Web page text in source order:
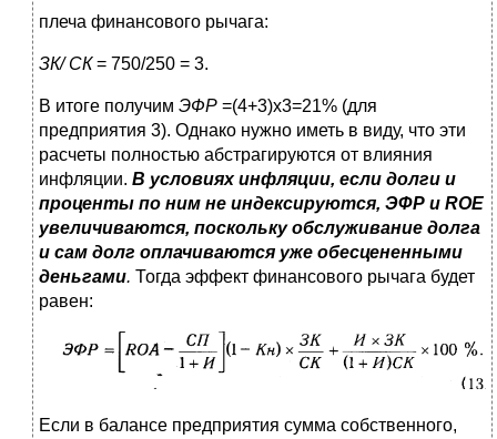
плеча финансового рычага:
ЗК/ СК= 750/250 = 3.
В итоге получим ЭФР =(4+3)х3=21% (для
предприятия 3). Однако нужно иметь в виду, что эти
расчеты полностью абстрагируются от влияния
инфляции. В условиях инфляции, если долги и
проценты по ним не индексируются, ЭФР и ROE
увеличиваются, поскольку обслуживание долга
и сам долг оплачиваются уже обесцененными
деньгами. Тогда эффект финансового рычага будет
равен:
Если в балансе предприятия сумма собственного,